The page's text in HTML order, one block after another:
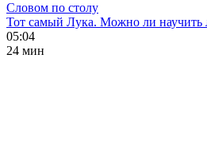
Словом по столу
Тот самый Лука. Можно ли научить
05:04
24 мин